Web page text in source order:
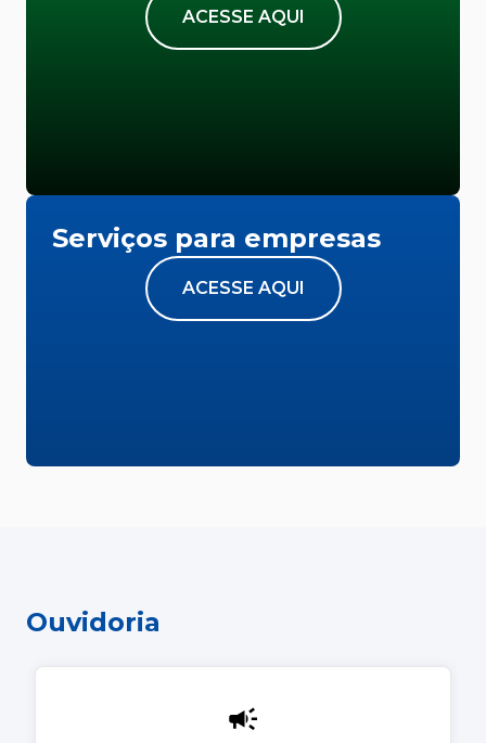
ACESSE AQUI
Serviços para empresas
ACESSE AQUI
Ouvidoria